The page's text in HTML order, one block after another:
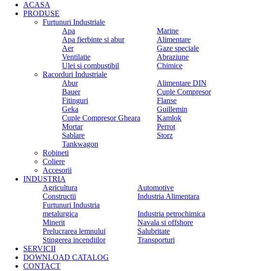
ACASA
PRODUSE
Furtunuri Industriale
Apa
Marine
Apa fierbinte si abur
Alimentare
Aer
Gaze speciale
Ventilatie
Abraziune
Ulei si combustibil
Chimice
Racorduri Industriale
Abur
Alimentare DIN
Bauer
Cuple Compresor
Fitinguri
Flanse
Geka
Guillemin
Cuple Compresor Gheara
Kamlok
Mortar
Perrot
Sablare
Storz
Tankwagon
Robineti
Coliere
Accesorii
INDUSTRIA
Agricultura
Automotive
Constructii
Industria Alimentara
Furtunuri Industria
metalurgica
Industria petrochimica
Minerit
Navala si offshore
Prelucrarea lemnului
Salubritate
Stingerea incendiilor
Transporturi
SERVICII
DOWNLOAD CATALOG
CONTACT